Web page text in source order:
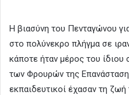
Η βιασύνη του Πενταγώνου
στο πολύνεκρο πλήγμα σε
κάποτε ήταν μέρος του ίδιου
των Φρουρών της
εκπαιδευτικοί έχασαν τη